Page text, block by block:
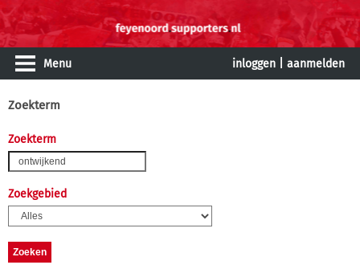
Menu inloggen aanmelden
Zoekterm
Zoekterm
Zoekgebied